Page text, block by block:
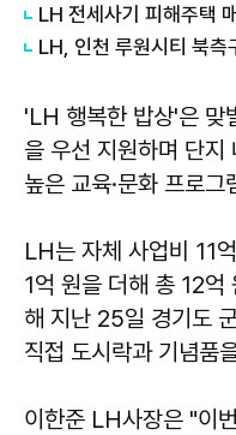
'LH 행복한 밥상'은 맞
을 우선 지원하며 단지
높은 교육·문화 프로
LH는 자체 사업비 11
1억 원을 더해 총 12억
해 지난 25일 경기도
직접 도시락과 기념품
이한준 LH사장은 "이